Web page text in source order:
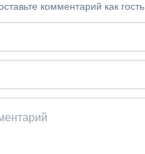
комментарий как гость